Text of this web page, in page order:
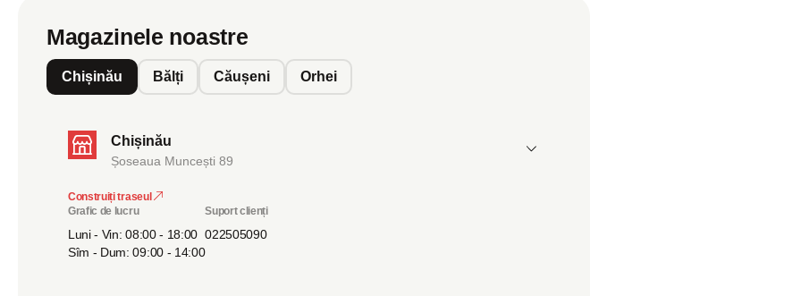
Magazinele noastre
Chișinău Bălți Căușeni Orhei
Chișinău
Șoseaua Muncești 89
Construiți traseul
Grafic de lucru
Luni - Vin: 08:00 - 18:00
Sîm - Dum: 09:00 - 14:00
Suport clienți
022505090